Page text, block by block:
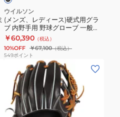
SE
BPROG260S-
3732
式
用
グ
ラ
ブ
用
野
ウイルソン
(メンズ、レディース)硬式用グラ
ブ 内野手用 野球グローブ 一般
Staff DUAL 1975型 ブラックSS
WBW104321
￥60,390 （税込）
10%OFF ￥67,100（税込）
549ポイント
ズ)
硬
式